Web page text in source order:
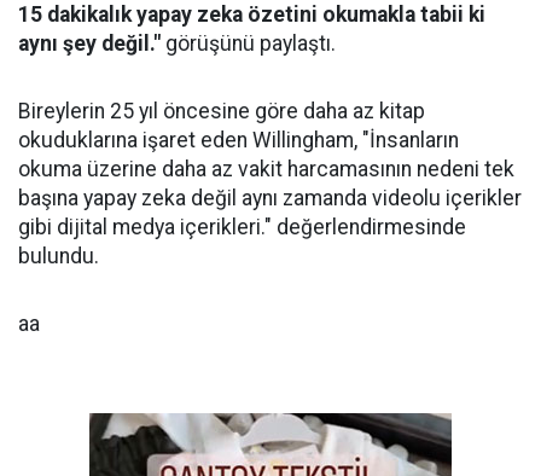
15 dakikalık yapay zeka özetini okumakla tabii ki
aynı şey değil." görüşünü paylaştı.
Bireylerin 25 yıl öncesine göre daha az kitap
okuduklarına işaret eden Willingham, "İnsanların
okuma üzerine daha az vakit harcamasının nedeni tek
başına yapay zeka değil aynı zamanda videolu içerikler
gibi dijital medya içerikleri." değerlendirmesinde
bulundu.
aa